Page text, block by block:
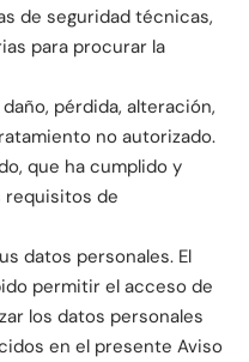
de seguridad técnicas,
para procurar la
pérdida, alteración,
no autorizado.
que ha cumplido y
requisitos de
datos personales. El
permitir el acceso de
los datos personales
en el presente Aviso